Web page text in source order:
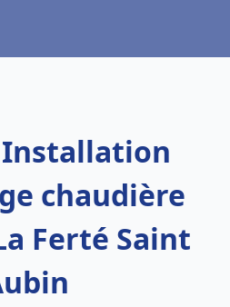
Installation
chaudière
Ferté Saint